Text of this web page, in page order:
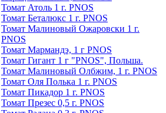
Томат Атоль 1 г. PNOS
Томат Беталюкс 1 г. PNOS
Томат Малиновый Ожаровски 1 г.
PNOS
Томат Мармандэ, 1 г PNOS
Томат Гигант 1 г "PNOS", Польша.
Томат Малиновый Олбжим, 1 г. PNOS
Томат Оля Полька 1 г. PNOS
Томат Пикадор 1 г. PNOS
Томат Презес 0,5 г. PNOS